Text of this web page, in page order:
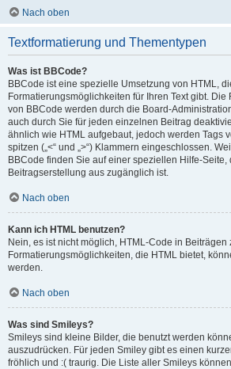
Nach oben
Textformatierung und Thementypen
Was ist BBCode?
BBCode ist eine spezielle Umsetzung von HTML,
Formatierungsmöglichkeiten für Ihren Text gibt. Die
von BBCode werden durch die Board-
auch durch Sie für jeden einzelnen Beitrag
ähnlich wie HTML aufgebaut, jedoch werden Tags
spitzen („<“ und „>“) Klammern eingeschlossen.
BBCode finden Sie auf einer speziellen Hilfe-Seite,
Beitragserstellung aus zugänglich ist.
Nach oben
Kann ich HTML benutzen?
Nein, es ist nicht möglich, HTML-Code in
Formatierungsmöglichkeiten, die HTML bietet,
werden.
Nach oben
Was sind Smileys?
Smileys sind kleine Bilder, die benutzt werden
auszudrücken. Für jeden Smiley gibt es einen
fröhlich und :( traurig. Die Liste aller Smileys